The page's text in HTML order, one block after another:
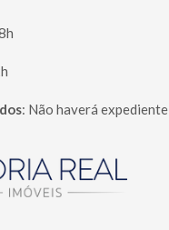
: Não haverá expediente